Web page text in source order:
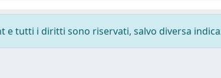
e tutti i diritti sono riservati, salvo diversa